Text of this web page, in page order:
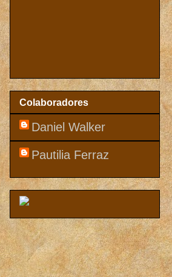
Colaboradores
Daniel Walker
Pautilia Ferraz